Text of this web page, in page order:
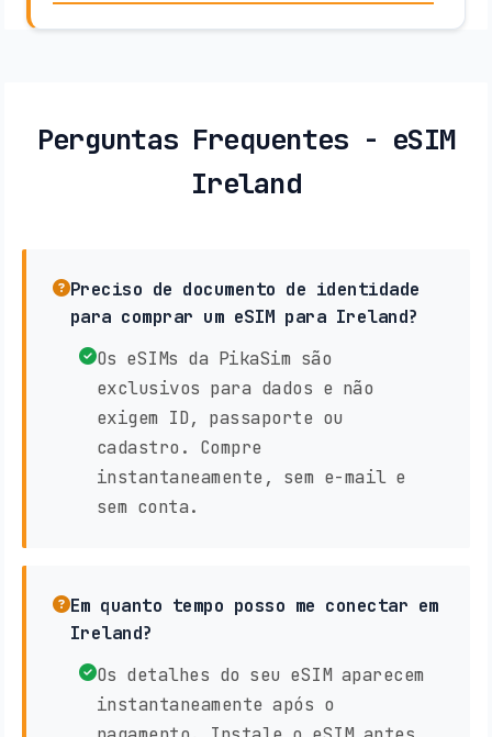
Perguntas Frequentes - eSIM
Ireland
Preciso de documento de identidade
para comprar um eSIM para Ireland?
Os eSIMs da PikaSim são
exclusivos para dados e não
exigem ID, passaporte ou
cadastro. Compre
instantaneamente, sem e-mail e
sem conta.
Em quanto tempo posso me conectar em
Ireland?
Os detalhes do seu eSIM aparecem
instantaneamente após o